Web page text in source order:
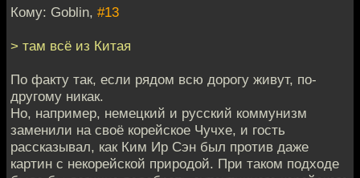
Кому: Goblin, #13
> там всё из Китая
По факту так, если рядом всю дорогу живут, по-
другому никак.
Но, например, немецкий и русский коммунизм
заменили на своё корейское Чучхе, и гость
рассказывал, как Ким Ир Сэн был против даже
картин с некорейской природой. При таком подходе